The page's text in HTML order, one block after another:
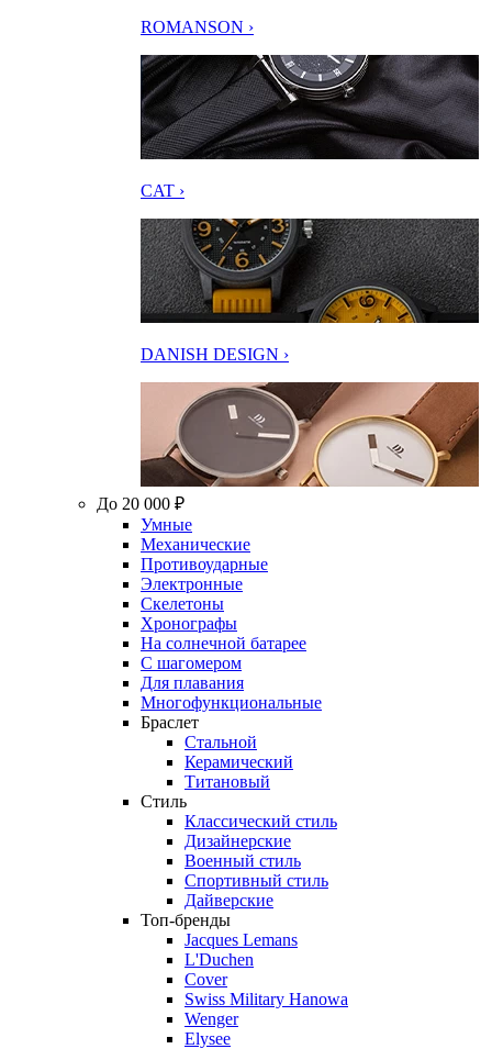
ROMANSON ›
CAT ›
DANISH DESIGN ›
До 20 000 ₽
Умные
Механические
Противоударные
Электронные
Скелетоны
Хронографы
На солнечной батарее
С шагомером
Для плавания
Многофункциональные
Браслет
Стальной
Керамический
Титановый
Стиль
Классический стиль
Дизайнерские
Военный стиль
Спортивный стиль
Дайверские
Топ-бренды
Jacques Lemans
L'Duchen
Cover
Swiss Military Hanowa
Wenger
Elysee